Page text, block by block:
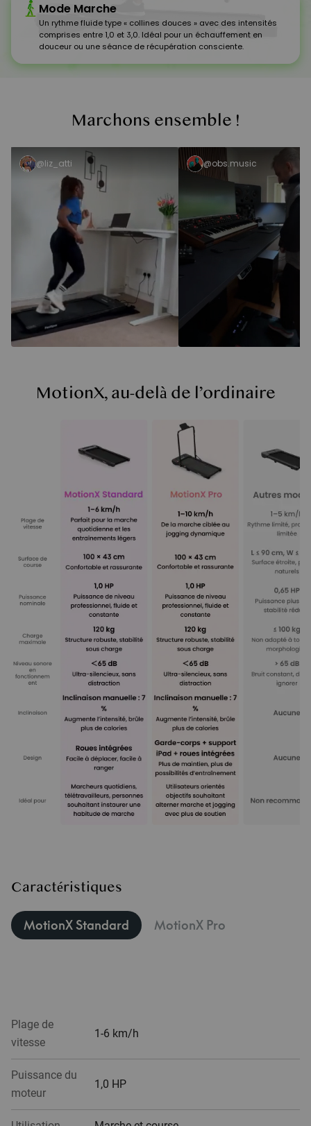
Mode Marche
Un rythme fluide type « collines douces » avec des intensités
comprises entre 1,0 et 3,0. Idéal pour un échauffement en
douceur ou une séance de récupération consciente.
Marchons ensemble !
@liz_atti @obs.music
MotionX, au-delà de l’ordinaire
Caractéristiques
MotionX Standard MotionX Pro
Plage de
vitesse
1-6 km/h
Puissance du
moteur
1,0 HP